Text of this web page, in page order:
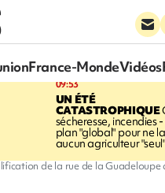
France-MondeVidéos
09:53
UN ÉTÉ
CATASTROPHIQUE
sécheresse, incendies
plan "global" pour ne
aucun agriculteur "seul"
de la rue de la